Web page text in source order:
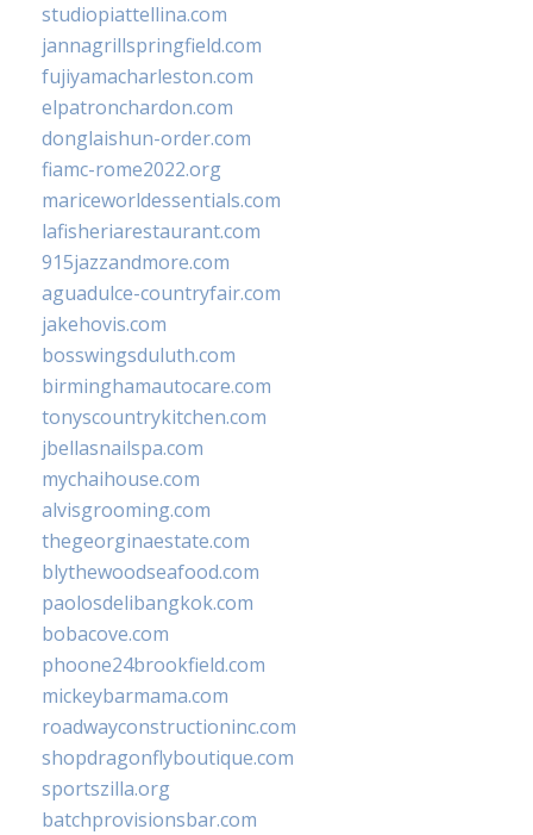
studiopiattellina.com
jannagrillspringfield.com
fujiyamacharleston.com
elpatronchardon.com
donglaishun-order.com
fiamc-rome2022.org
mariceworldessentials.com
lafisheriarestaurant.com
915jazzandmore.com
aguadulce-countryfair.com
jakehovis.com
bosswingsduluth.com
birminghamautocare.com
tonyscountrykitchen.com
jbellasnailspa.com
mychaihouse.com
alvisgrooming.com
thegeorginaestate.com
blythewoodseafood.com
paolosdelibangkok.com
bobacove.com
phoone24brookfield.com
mickeybarmama.com
roadwayconstructioninc.com
shopdragonflyboutique.com
sportszilla.org
batchprovisionsbar.com